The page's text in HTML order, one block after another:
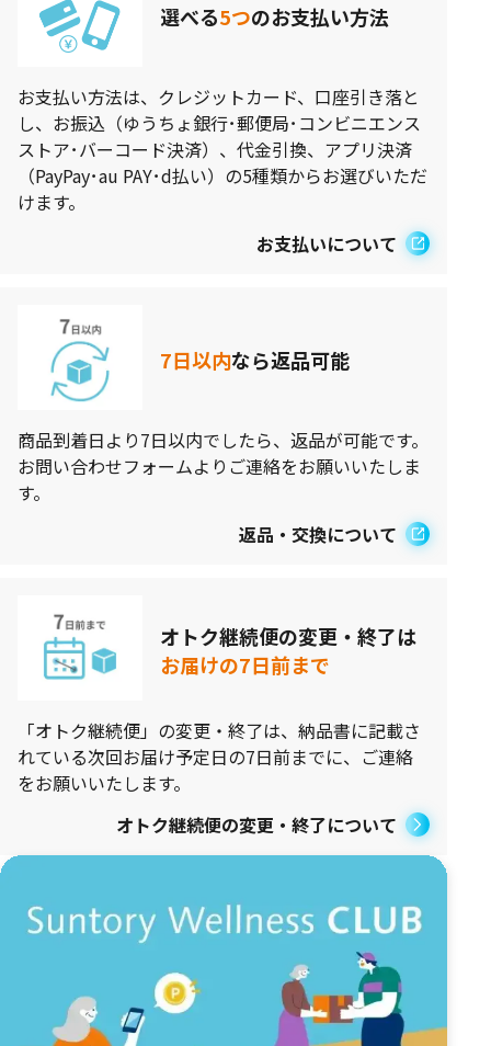
選べる5つのお支払い方法
お支払い方法は、クレジットカード、口座引き落と
し、お振込（ゆうちょ銀行･郵便局･コンビニエンス
ストア･バーコード決済）、代金引換、アプリ決済
（PayPay･au PAY･d払い）の5種類からお選びいただ
けます。
お支払いについて
7日以内なら返品可能
商品到着日より7日以内でしたら、返品が可能です。
お問い合わせフォームよりご連絡をお願いいたしま
す。
返品・交換について
オトク継続便の変更・終了は
お届けの7日前まで
「オトク継続便」の変更・終了は、納品書に記載さ
れている次回お届け予定日の7日前までに、ご連絡
をお願いいたします。
オトク継続便の変更・終了について